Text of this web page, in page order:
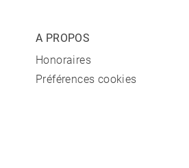
A PROPOS
Honoraires
Préférences cookies